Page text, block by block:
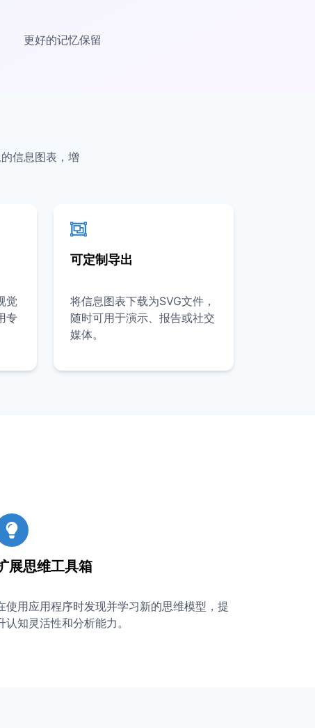
更好的记忆保留
信息图表，增
觉
专
可定制导出
将信息图表下载为SVG文件，
随时可用于演示、报告或社交
媒体。
展思维工具箱
使用应用程序时发现并学习新的思维模型，提
认知灵活性和分析能力。